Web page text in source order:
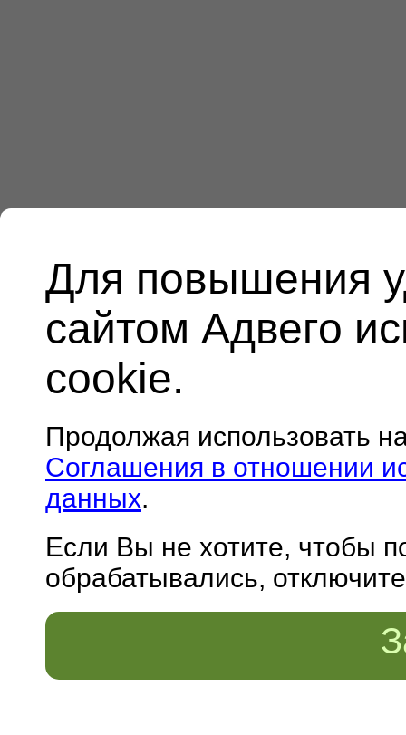
Для повышения
сайтом Адвего
cookie.
Продолжая использовать
Соглашения в отношении
данных.
Если Вы не хотите, чтобы
обрабатывались,